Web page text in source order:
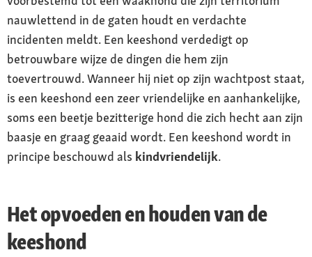
nauwlettend in de gaten houdt en verdachte
incidenten meldt. Een keeshond verdedigt op
betrouwbare wijze de dingen die hem zijn
toevertrouwd. Wanneer hij niet op zijn wachtpost staat,
is een keeshond een zeer vriendelijke en aanhankelijke,
soms een beetje bezitterige hond die zich hecht aan zijn
baasje en graag geaaid wordt. Een keeshond wordt in
principe beschouwd als kindvriendelijk.
Het opvoeden en houden van de
keeshond